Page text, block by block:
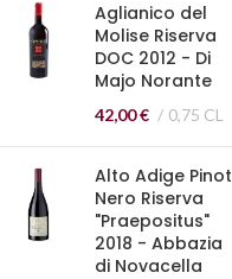
Aglianico del
Molise Riserva
DOC 2012 - Di
Majo Norante
42,00€ 0,75 CL
Alto Adige Pinot
Nero Riserva
"Praepositus"
2018 - Abbazia
di Novacella